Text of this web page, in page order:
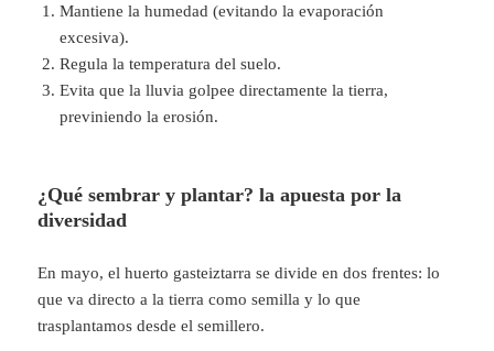
Mantiene la humedad (evitando la evaporación
excesiva).
Regula la temperatura del suelo.
Evita que la lluvia golpee directamente la tierra,
previniendo la erosión.
¿Qué sembrar y plantar? la apuesta por la
diversidad
En mayo, el huerto gasteiztarra se divide en dos frentes: lo
que va directo a la tierra como semilla y lo que
trasplantamos desde el semillero.